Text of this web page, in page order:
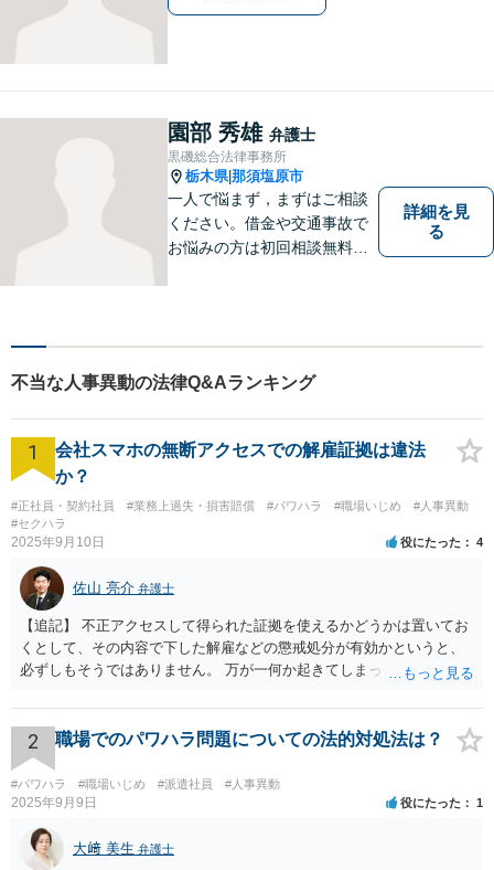
園部 秀雄 弁護士
黒磯総合法律事務所
栃木県|那須塩原市
一人で悩まず，まずはご相談
ください。借金や交通事故で
お悩みの方は初回相談無料で
詳細を見
る
不当な人事異動の法律Q&Aランキング
1
会社スマホの無断アクセスでの解雇証拠は違法
か？
#正社員・契約社員 #業務上過失・損害賠償 #パワハラ #職場いじめ
#人事異動
#セクハラ
2025年9月10日 役にたった 4
佐山 亮介 弁護士
【追記】 不正アクセスして得られた証拠を使えるかどうかは置いてお
くとして、その内容で下した解雇などの懲戒処分が有効かというと、
必ずしもそうではありません。 万が一何か起きてしまった場合は処分
2 職場でのパワハラ問題についての法的対処法は？
#パワハラ #職場いじめ #派遣社員 #人事異動
2025年9月9日 役にたった 1
大﨑 美生 弁護士